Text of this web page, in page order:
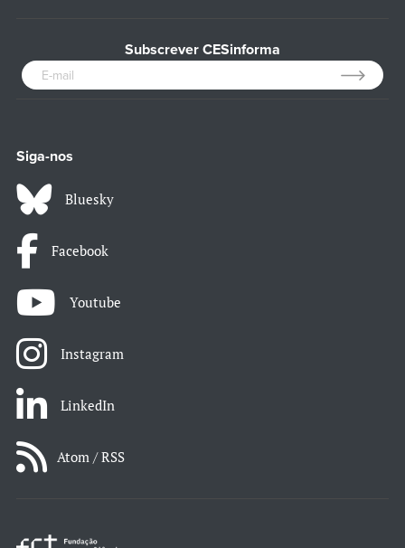
Subscrever CESinforma
Siga-nos
Bluesky
Facebook
Youtube
Instagram
LinkedIn
Atom / RSS